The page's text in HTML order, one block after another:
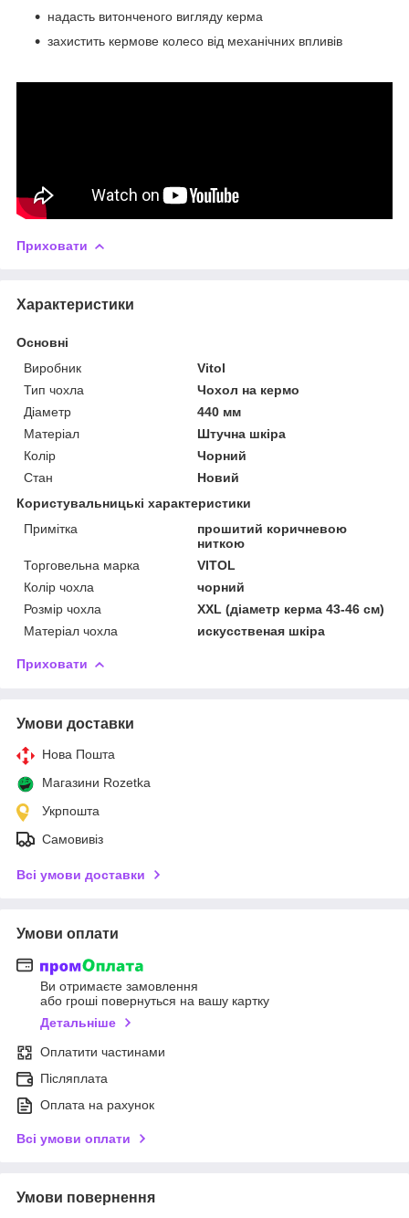
надасть витонченого вигляду керма
захистить кермове колесо від механічних впливів
Приховати
Характеристики
Основні
Виробник
Vitol
Тип чохла
Чохол на кермо
Діаметр
440 мм
Матеріал
Штучна шкіра
Колір
Чорний
Стан
Новий
Користувальницькі характеристики
Примітка
прошитий коричневою
ниткою
Торговельна марка
VITOL
Колір чохла
чорний
Розмір чохла
XXL (діаметр керма 43-46 см)
Матеріал чохла
искусственая шкіра
Приховати
Умови доставки
Нова Пошта
Магазини Rozetka
Укрпошта
Самовивіз
Всі умови доставки
Умови оплати
Ви отримаєте замовлення
або гроші повернуться на вашу картку
Детальніше
Оплатити частинами
Післяплата
Оплата на рахунок
Всі умови оплати
Умови повернення